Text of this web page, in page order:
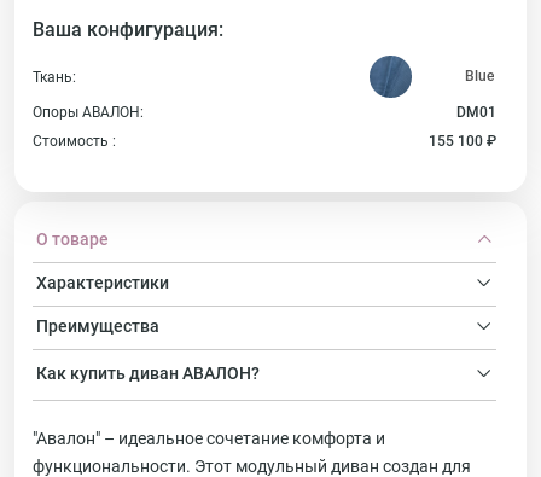
О товаре
Характеристики
Преимущества
Как купитьдиванАВАЛОН?
"Авалон" – идеальное сочетание комфорта и
функциональности. Этот модульный диван создан для
Ваша конфигурация:
Ткань:
Опоры АВАЛОН:
DM01
Стоимость :
155 100 ₽